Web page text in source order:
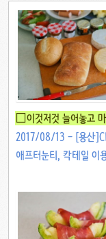
□이것저것 늘어놓고
2017/08/13 - [용산
애프터눈티, 칵테일 이